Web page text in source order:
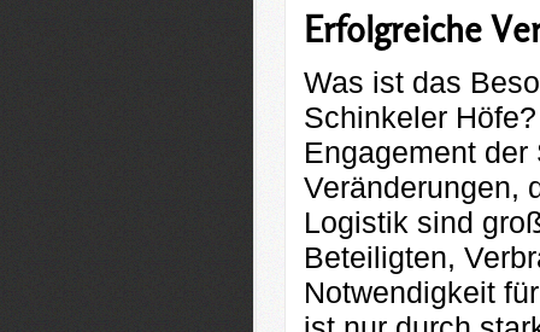
Erfolgreiche
Was ist das
Schinkeler
Engagement
Veränderungen,
Logistik sind
Beteiligten,
Notwendigkeit